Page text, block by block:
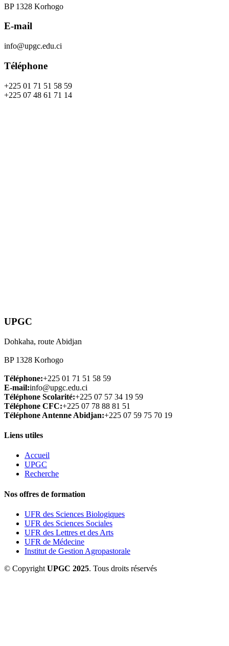
BP 1328 Korhogo
E-mail
info@upgc.edu.ci
Téléphone
+225 01 71 51 58 59
+225 07 48 61 71 14
UPGC
Dohkaha, route Abidjan
BP 1328 Korhogo
Téléphone:+225 01 71 51 58 59
E-mail:info@upgc.edu.ci
Téléphone Scolarité:+225 07 57 34 19 59
Téléphone CFC:+225 07 78 88 81 51
Téléphone Antenne Abidjan:+225 07 59 75 70 19
Liens utiles
Accueil
UPGC
Recherche
Nos offres de formation
UFR des Sciences Biologiques
UFR des Sciences Sociales
UFR des Lettres et des Arts
UFR de Médecine
Institut de Gestion Agropastorale
© Copyright UPGC 2025. Tous droits réservés